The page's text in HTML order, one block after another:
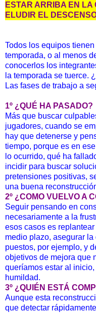
ESTAR ARRIBA EN
ELUDIR EL
Todos los equipos
temporada, o al menos
conocerlos los
la temporada se tuerce.
Las fases de trabajo a
1º ¿QUÉ HA PASADO?
Más que buscar
jugadores, cuando se
hay que detenerse y
tiempo, porque es en
lo ocurrido, qué ha
incidir para buscar
pretensiones positivas,
una buena
2º ¿COMO VUELVO A
Seguir pensando en
necesariamente a la
esos casos es
medio plazo, asegurar
puestos, por ejemplo, y
objetivos de mejora que
queríamos estar al
humildad.
3º ¿QUIÉN ESTÁ
Aunque esta
que detectar rápidamente